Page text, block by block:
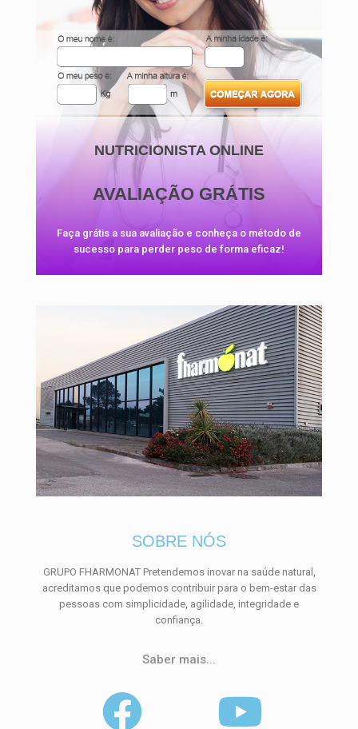
NUTRICIONISTA ONLINE
AVALIAÇÃO GRÁTIS
Faça grátis a sua avaliação e conheça o método de
sucesso para perder peso de forma eficaz!
SOBRE NÓS
GRUPO FHARMONAT Pretendemos inovar na saúde natural,
acreditamos que podemos contribuir para o bem-estar das
pessoas com simplicidade, agilidade, integridade e
confiança.
Saber mais...